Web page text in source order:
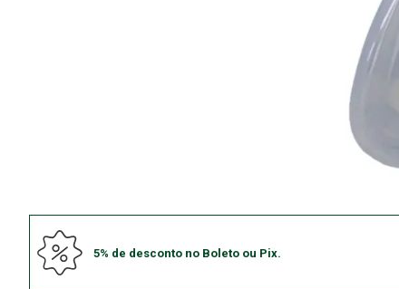
5% de desconto no Boleto ou Pix.